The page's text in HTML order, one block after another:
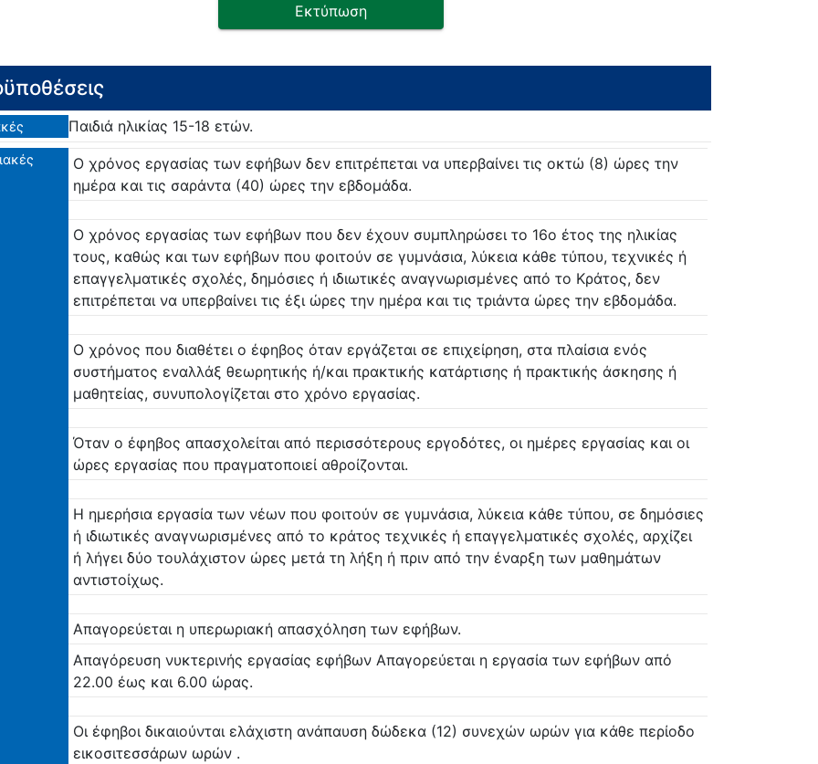
Εκτύπωση
Παιδιά ηλικίας 15-18 ετών.
Ο χρόνος εργασίας των εφήβων δεν επιτρέπεται να υπερβαίνει τις οκτώ (8) ώρες την
ημέρα και τις σαράντα (40) ώρες την εβδομάδα.
Ο χρόνος εργασίας των εφήβων που δεν έχουν συμπληρώσει το 16ο έτος της ηλικίας
τους, καθώς και των εφήβων που φοιτούν σε γυμνάσια, λύκεια κάθε τύπου, τεχνικές ή
επαγγελματικές σχολές, δημόσιες ή ιδιωτικές αναγνωρισμένες από το Κράτος, δεν
επιτρέπεται να υπερβαίνει τις έξι ώρες την ημέρα και τις τριάντα ώρες την εβδομάδα.
Ο χρόνος που διαθέτει ο έφηβος όταν εργάζεται σε επιχείρηση, στα πλαίσια ενός
συστήματος εναλλάξ θεωρητικής ή/και πρακτικής κατάρτισης ή πρακτικής άσκησης ή
μαθητείας, συνυπολογίζεται στο χρόνο εργασίας.
Όταν ο έφηβος απασχολείται από περισσότερους εργοδότες, οι ημέρες εργασίας και οι
ώρες εργασίας που πραγματοποιεί αθροίζονται.
Η ημερήσια εργασία των νέων που φοιτούν σε γυμνάσια, λύκεια κάθε τύπου, σε δημόσιες
ή ιδιωτικές αναγνωρισμένες από το κράτος τεχνικές ή επαγγελματικές σχολές, αρχίζει
ή λήγει δύο τουλάχιστον ώρες μετά τη λήξη ή πριν από την έναρξη των μαθημάτων
αντιστοίχως.
Απαγορεύεται η υπερωριακή απασχόληση των εφήβων.
Απαγόρευση νυκτερινής εργασίας εφήβων Απαγορεύεται η εργασία των εφήβων από
22.00 έως και 6.00 ώρας.
Οι έφηβοι δικαιούνται ελάχιστη ανάπαυση δώδεκα (12) συνεχών ωρών για κάθε περίοδο
εικοσιτεσσάρων ωρών .